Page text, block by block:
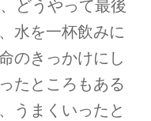
どうやって最後
水を一杯飲みに
のきっかけにし
たところもある
うまくいったと